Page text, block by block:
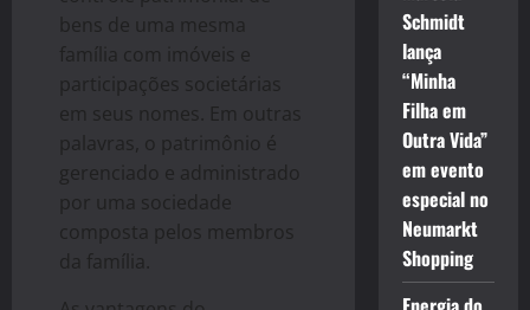
bens de uma mesma
família com imóveis e
participações societárias
em seus nomes. Em outras
palavras, o patrimônio é
gerenciado e administrado
por uma sociedade
composta pelos membros
da família.
Schmidt
lança
“Minha
Filha em
Outra Vida”
em evento
especial no
Neumarkt
Shopping